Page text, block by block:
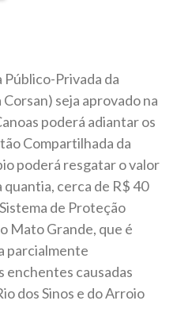
Privada da
Corsan) seja aprovado na
poderá adiantar os
Compartilhada da
poderá resgatar o valor
quantia, cerca de R$ 40
de Proteção
Mato Grande, que é
parcialmente
enchentes causadas
dos Sinos e do Arroio